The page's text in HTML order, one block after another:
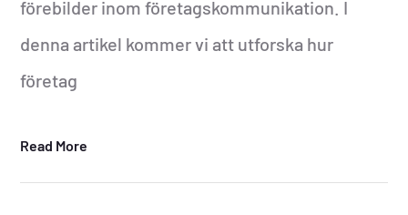
förebilder inom företagskommunikation. I
denna artikel kommer vi att utforska hur
företag
Read More